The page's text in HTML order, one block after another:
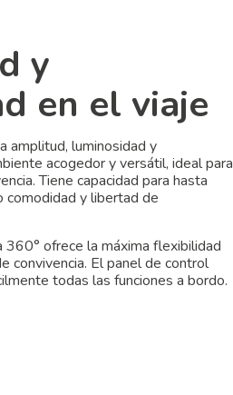
y
en el viaje
amplitud, luminosidad y
acogedor y versátil, ideal para
Tiene capacidad para hasta
comodidad y libertad de
ofrece la máxima flexibilidad
convivencia. El panel de control
todas las funciones a bordo.